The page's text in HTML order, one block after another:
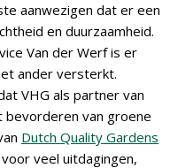
aanwezigen dat er een
en duurzaamheid.
Van der Werf is er
ander versterkt.
VHG als partner van
van groene
Dutch Quality Gardens
veel uitdagingen,